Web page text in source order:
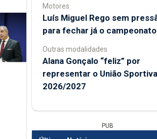
Motores
Luís Miguel Rego sem
para fechar já o campeonato
Outras modalidades
Alana Gonçalo “feliz” por
representar o União
2026/2027
PUB